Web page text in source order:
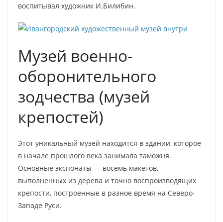
воспитывал художник И.Билибин.
Музей военно-
оборонительного
зодчества (музей
крепостей)
Этот уникальный музей находится в здании, которое
в начале прошлого века занимала таможня.
Основные экспонаты — восемь макетов,
выполненных из дерева и точно воспроизводящих
крепости, построенные в разное время на Северо-
Западе Руси.